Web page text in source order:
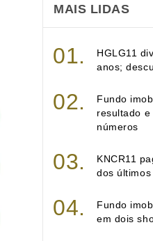
MAIS LIDAS
HGLG11
anos;
Fundo
resultado
números
KNCR11
dos
Fundo
em dois